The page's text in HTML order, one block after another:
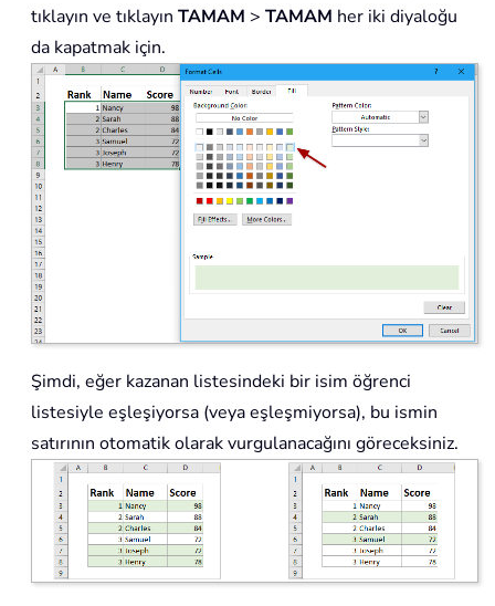
tıklayın ve tıklayın TAMAM > TAMAM her iki diyaloğu
da kapatmak için.
Şimdi, eğer kazanan listesindeki bir isim öğrenci
listesiyle eşleşiyorsa (veya eşleşmiyorsa), bu ismin
satırının otomatik olarak vurgulanacağını göreceksiniz.